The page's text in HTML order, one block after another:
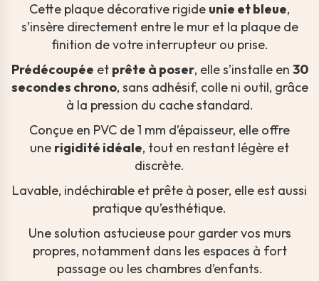
Cette plaque décorative rigide unie et bleue,
s’insère directement entre le mur et la plaque de
finition de votre interrupteur ou prise.
Prédécoupée et prête à poser, elle s’installe en 30
secondes chrono, sans adhésif, colle ni outil, grâce
à la pression du cache standard.
Conçue en PVC de 1 mm d’épaisseur, elle offre
une rigidité idéale, tout en restant légère et
discrète.
Lavable, indéchirable et prête à poser, elle est aussi
pratique qu’esthétique.
Une solution astucieuse pour garder vos murs
propres, notamment dans les espaces à fort
passage ou les chambres d’enfants.